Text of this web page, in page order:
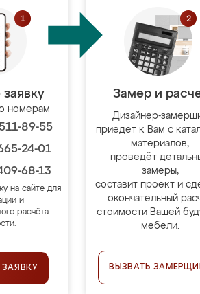
заявку
номерам
89-55
24-01
68-13
на сайте для
и
расчёта
Замер и
Дизайнер-
приедет к Вам с
материалов,
проведёт
замеры,
составит проект и
окончательный
стоимости Вашей
мебели.
ВЫЗВАТЬ